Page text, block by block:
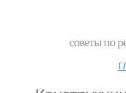
советы по